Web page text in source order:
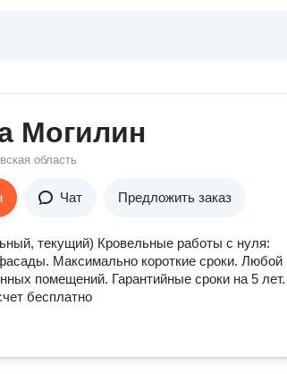
Могилин
область
Чат Предложить заказ
текущий) Кровельные работы с нуля:
Максимально короткие сроки. Любой
помещений. Гарантийные сроки на 5 лет.
бесплатно